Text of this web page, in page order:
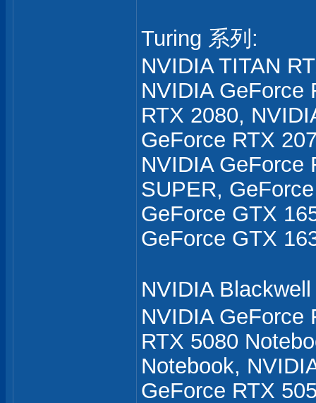
Turing 系列:
NVIDIA TITAN
NVIDIA GeForce
RTX 2080,
GeForce RTX
NVIDIA GeForce
SUPER,
GeForce GTX
GeForce GTX
NVIDIA
NVIDIA GeForce
RTX 5080
Notebook,
GeForce RTX